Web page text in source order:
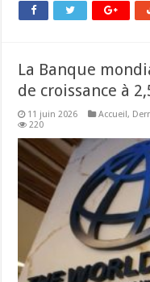
La Banque
de croissance à
11 juin 2026 Accueil,
220